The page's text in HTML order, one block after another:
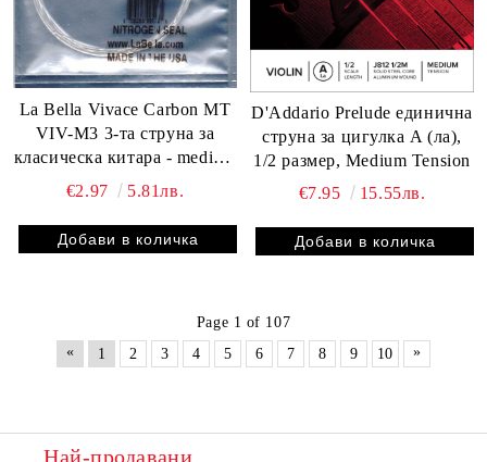
La Bella Vivace Carbon MT
VIV-M3 3-та струна за
класическа китара - medium
tension
€2.97 5.81лв.
D'Addario Prelude единична
струна за цигулка A (ла),
1/2 размер, Medium Tension
€7.95
15.55лв.
Page 1 of 107
«
1 2 3 4 5 6 7 8 9 10 »
Най-продавани